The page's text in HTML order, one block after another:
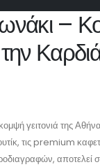
–
γειτονιά της
τις premium
αποτελεί